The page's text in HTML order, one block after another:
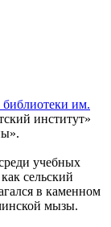
им.
институт»
учебных
сельский
в каменном
мызы.